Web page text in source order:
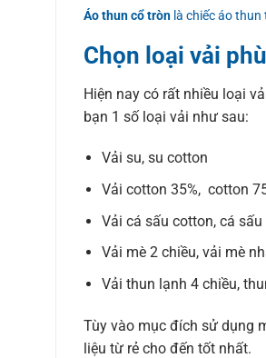
Áo thun cổ trònlà chiếc áo thun
Chọn loại vải
Hiện nay có rất nhiều loại
bạn 1 số loại vải như sau:
Vải su, su cotton
Vải cotton 35%, cotton
Vải cá sấu cotton, cá
Vải mè 2 chiều, vải mè
Vải thun lạnh 4 chiều,
Tùy vào mục đích sử dụng
liệu từ rẻ cho đến tốt nhất.